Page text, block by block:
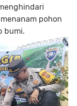
pohon
bumi.